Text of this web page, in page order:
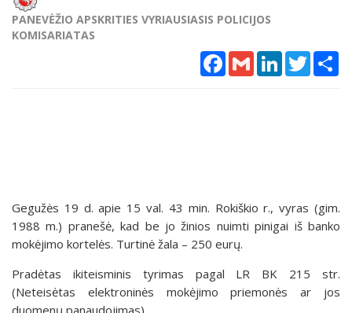
PANEVĖŽIO APSKRITIES VYRIAUSIASIS POLICIJOS
KOMISARIATAS
Facebook
Gmail LinkedInTwitter
Gegužės 19 d. apie 15 val. 43 min. Rokiškio r., vyras (gim.
1988 m.) pranešė, kad be jo žinios nuimti pinigai iš banko
mokėjimo kortelės. Turtinė žala – 250 eurų.
Pradėtas ikiteisminis tyrimas pagal LR BK 215 str.
(Neteisėtas elektroninės mokėjimo priemonės ar jos
duomenų panaudojimas).